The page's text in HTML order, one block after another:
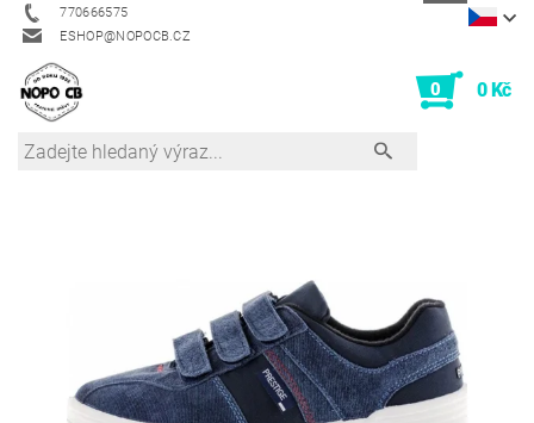
770666575
ESHOP@NOPOCB.CZ
0 0 Kč